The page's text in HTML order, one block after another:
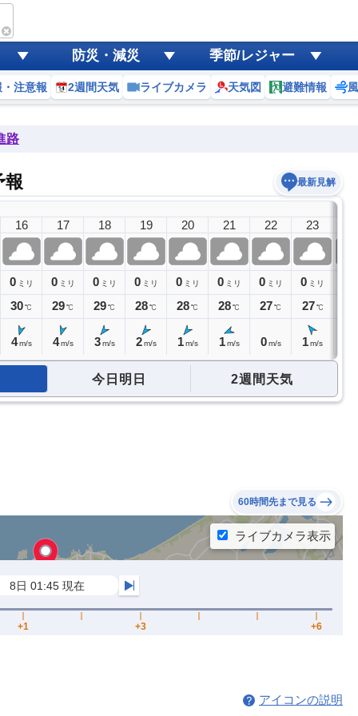
防災・減災 季節/レジャー
注意報 2週間天気 ライブカメラ 天気図 避難情報
路
報 最新見解
16
0 ミリ
30℃
4 m/s
17
0 ミリ
29℃
4 m/s
18
0 ミリ
29℃
3 m/s
19
0 ミリ
28℃
2 m/s
20
0 ミリ
28℃
1 m/s
21
0 ミリ
28℃
1 m/s
22
0 ミリ
27℃
0 m/s
23
0 ミリ
27 ℃
1m/s
今日明日 2週間天気
60時間先まで見る
アイコンの説明